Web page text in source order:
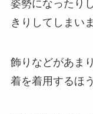
姿勢になったり
きりしてしまい
飾りなどがあま
着を着用するほ